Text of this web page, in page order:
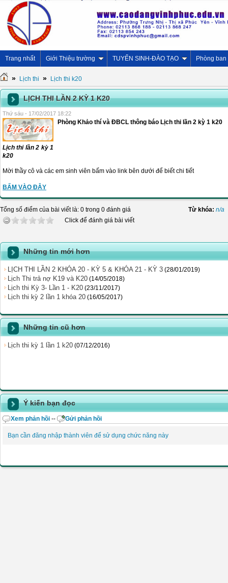
Trang nhất Giới Thiệu trường TUYỂN SINH-ĐÀO TẠO Phòng ban
» Lịch thi » Lịch thi k20
LỊCH THI LẦN 2 KỲ 1 K20
Thứ sáu - 17/02/2017 18:22
Lịch thi lần 2 kỳ 1
k20
Phòng Khảo thí và ĐBCL thông báo Lịch thi lần 2 kỳ 1 k20
Mời thầy cô và các em sinh viên bấm vào link bên dưới để biết chi tiết
BẤM VÀO ĐÂY
Tổng số điểm của bài viết là: 0 trong 0 đánh giá
Click để đánh giá bài viết
Từ khóa: n/a
Những tin mới hơn
LỊCH THI LẦN 2 KHÓA 20 - KỲ 5 & KHÓA 21 - KỲ 3 (28/01/2019)
Lịch Thi trả nợ K19 và K20 (14/05/2018)
Lịch thi Kỳ 3- Lần 1 - K20 (23/11/2017)
Lịch thi kỳ 2 lần 1 khóa 20 (16/05/2017)
Những tin cũ hơn
Lịch thi kỳ 1 lần 1 k20 (07/12/2016)
Ý kiến bạn đọc
Xem phản hồi -- Gửi phản hồi
Bạn cần đăng nhập thành viên để sử dụng chức năng này